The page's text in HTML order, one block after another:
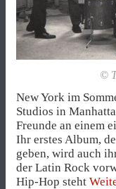
©
New York im
Studios in
Freunde an einem
Ihr erstes Album,
geben, wird auch
der Latin Rock
Hip-Hop steht